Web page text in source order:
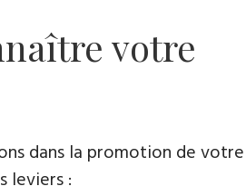
votre
dans la promotion de votre
leviers :